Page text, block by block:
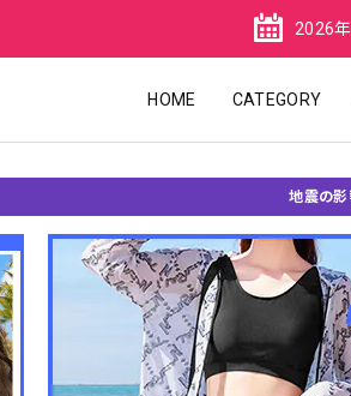
2026
HOME CATEGORY
地震の